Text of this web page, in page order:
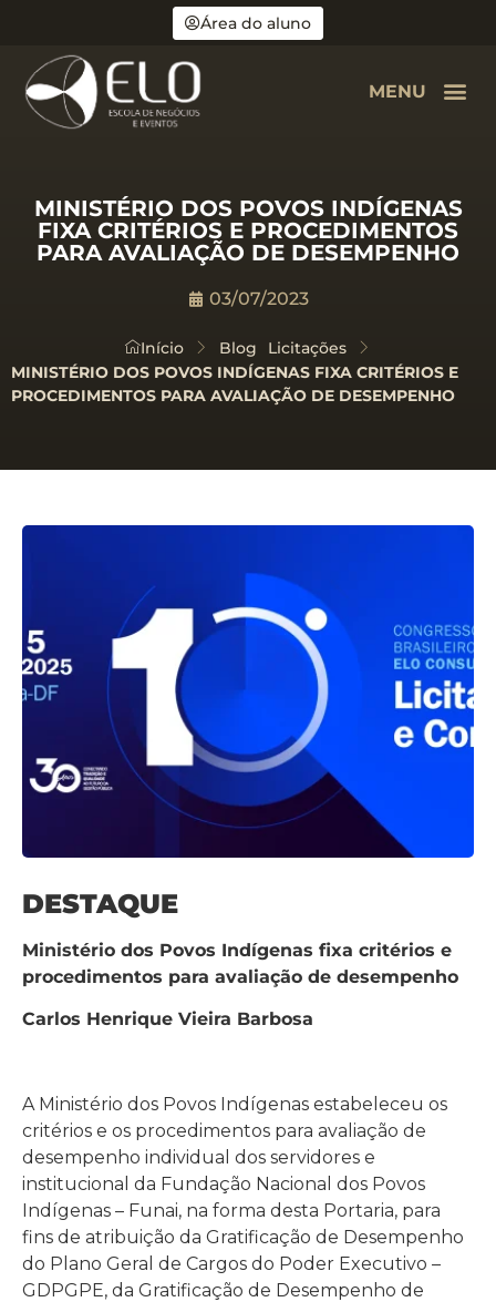
Área do aluno
MENU
MINISTÉRIO DOS POVOS INDÍGENAS
FIXA CRITÉRIOS E PROCEDIMENTOS
PARA AVALIAÇÃO DE DESEMPENHO
03/07/2023
Início Blog
Licitações
MINISTÉRIO DOS POVOS INDÍGENAS FIXA CRITÉRIOS E
PROCEDIMENTOS PARA AVALIAÇÃO DE DESEMPENHO
DESTAQUE
Ministério dos Povos Indígenas fixa critérios e
procedimentos para avaliação de desempenho
Carlos Henrique Vieira Barbosa
A Ministério dos Povos Indígenas estabeleceu os
critérios e os procedimentos para avaliação de
desempenho individual dos servidores e
institucional da Fundação Nacional dos Povos
Indígenas – Funai, na forma desta Portaria, para
fins de atribuição da Gratificação de Desempenho
do Plano Geral de Cargos do Poder Executivo –
GDPGPE, da Gratificação de Desempenho de